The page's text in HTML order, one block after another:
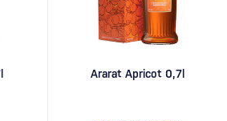
Ararat Apricot 0,7l